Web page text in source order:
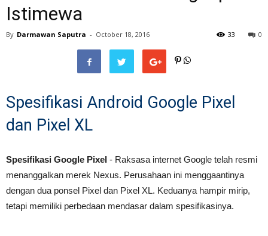
Istimewa
By Darmawan Saputra - October 18, 2016 0
33
Spesifikasi Android Google Pixel
dan Pixel XL
Spesifikasi Google Pixel - Raksasa internet Google telah resmi
menanggalkan merek Nexus. Perusahaan ini menggaantinya
dengan dua ponsel Pixel dan Pixel XL. Keduanya hampir mirip,
tetapi memiliki perbedaan mendasar dalam spesifikasinya.